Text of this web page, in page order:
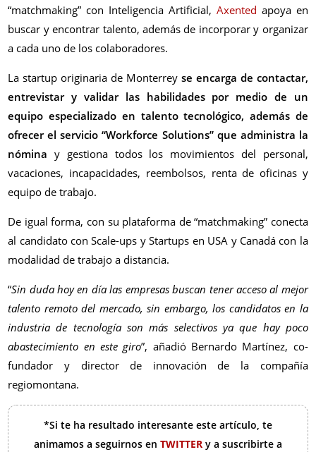
“matchmaking” con Inteligencia Artificial, Axented apoya en
buscar y encontrar talento, además de incorporar y organizar
a cada uno de los colaboradores.
La startup originaria de Monterrey se encarga de contactar,
entrevistar y validar las habilidades por medio de un
equipo especializado en talento tecnológico, además de
ofrecer el servicio “Workforce Solutions” que administra la
nómina y gestiona todos los movimientos del personal,
vacaciones, incapacidades, reembolsos, renta de oficinas y
equipo de trabajo.
De igual forma, con su plataforma de “matchmaking” conecta
al candidato con Scale-ups y Startups en USA y Canadá con la
modalidad de trabajo a distancia.
“Sin duda hoy en día las empresas buscan tener acceso al mejor
talento remoto del mercado, sin embargo, los candidatos en la
industria de tecnología son más selectivos ya que hay poco
abastecimiento en este giro”, añadió Bernardo Martínez, co-
fundador y director de innovación de la compañía
regiomontana.
*Si te ha resultado interesante este artículo, te
animamos a seguirnos en TWITTER y a suscribirte a